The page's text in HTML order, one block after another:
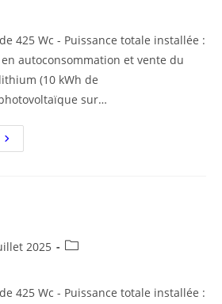
425 Wc - Puissance totale installée :
autoconsommation et vente du
(10 kWh de
sur…
Lugny-
2025
Post
425 Wc - Puissance totale installée :